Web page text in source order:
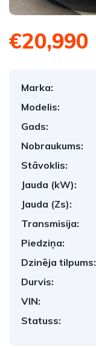
€20,990
Marka:
Modelis:
Gads:
Nobraukums:
Stāvoklis:
Jauda (kW):
Jauda (Zs):
Transmisija:
Piedziņa:
Dzinēja tilpums:
Durvis:
VIN:
Statuss: